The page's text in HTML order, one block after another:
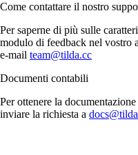
Come contattare il nostro
Per saperne di più sulle
modulo di feedback nel vostro
e-mail team@tilda.cc
Documenti contabili
Per ottenere la
inviare la richiesta a